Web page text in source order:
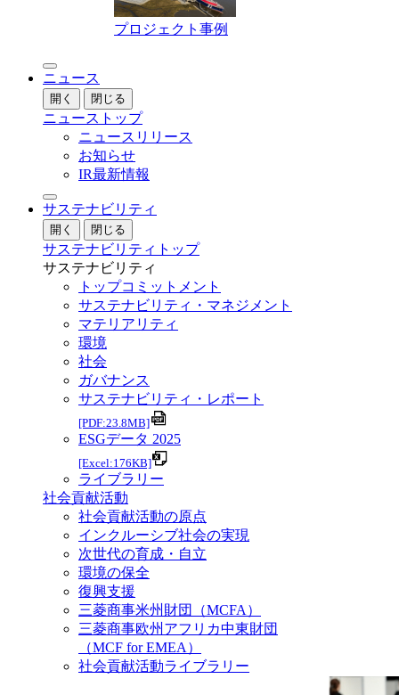
プロジェクト事例
ニュース
開く 閉じる
ニューストップ
ニュースリリース
お知らせ
IR最新情報
サステナビリティ
開く 閉じる
サステナビリティトップ
サステナビリティ
トップコミットメント
サステナビリティ・マネジメント
マテリアリティ
環境
社会
ガバナンス
サステナビリティ・レポート
[PDF:23.8MB]
ESGデータ 2025
[Excel:176KB]
ライブラリー
社会貢献活動
社会貢献活動の原点
インクルーシブ社会の実現
次世代の育成・自立
環境の保全
復興支援
三菱商事米州財団（MCFA）
三菱商事欧州アフリカ中東財団
（MCF for EMEA）
社会貢献活動ライブラリー